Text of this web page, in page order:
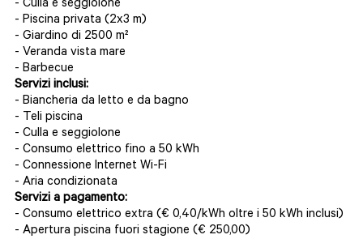
- Culla e seggiolone
- Piscina privata (2x3 m)
- Giardino di 2500 m²
- Veranda vista mare
- Barbecue
Servizi inclusi:
- Biancheria da letto e da bagno
- Teli piscina
- Culla e seggiolone
- Consumo elettrico fino a 50 kWh
- Connessione Internet Wi-Fi
- Aria condizionata
Servizi a pagamento:
- Consumo elettrico extra (€ 0,40/kWh oltre i 50 kWh inclusi)
- Apertura piscina fuori stagione (€ 250,00)